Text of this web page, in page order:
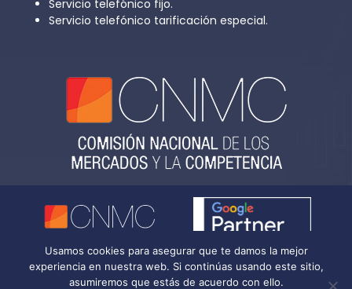
Servicio telefónico fijo.
Servicio telefónico tarificación especial.
Usamos cookies para asegurar que te damos la mejor
experiencia en nuestra web. Si continúas usando este sitio,
asumiremos que estás de acuerdo con ello.